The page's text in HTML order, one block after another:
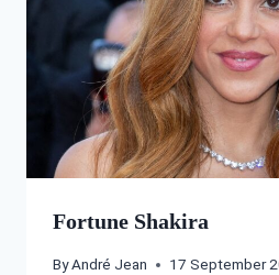
Fortune Shakira
ByAndré Jean 17 September